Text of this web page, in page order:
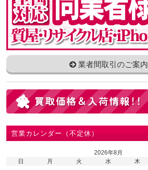
業者間取引のご案内
営業カレンダー（不定休）
2026年8月
日
月 火 水 木